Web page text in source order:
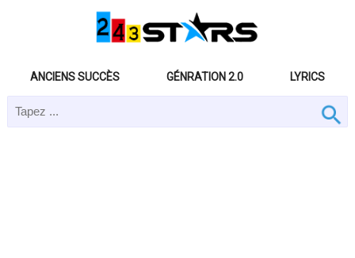
ANCIENS SUCCÈS GÉNRATION 2.0 LYRICS